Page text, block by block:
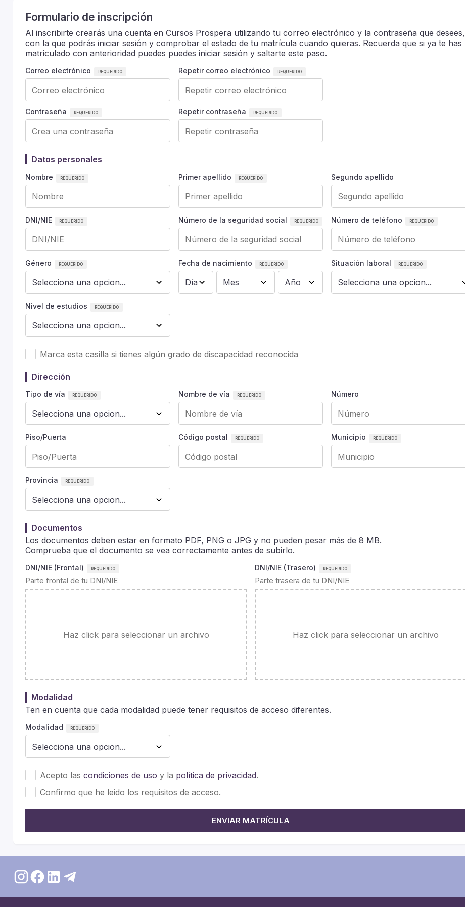
Formulario de inscripción
Al inscribirte crearás una cuenta en Cursos Prospera utilizando tu correo electrónico y la contraseña que desees,
con la que podrás iniciar sesión y comprobar el estado de tu matrícula cuando quieras. Recuerda que si ya te has
matriculado con anterioridad puedes puedes iniciar sesión y saltarte este paso.
Correo electrónico Repetir correo electrónico
Contraseña Repetir contraseña
Datos personales
Nombre Primer apellido Segundo apellido
DNI/NIE Número de la seguridad social Número de teléfono
Género Fecha de nacimiento Situación laboral
Nivel de estudios
Marca esta casilla si tienes algún grado de discapacidad reconocida
Dirección
Tipo de vía Nombre de vía Número
Piso/Puerta Código postal Municipio
Provincia
Documentos
Los documentos deben estar en formato PDF, PNG o JPG y no pueden pesar más de 8 MB.
Comprueba que el documento se vea correctamente antes de subirlo.
DNI/NIE (Frontal)
Parte frontal de tu DNI/NIE
Haz click para seleccionar un archivo
DNI/NIE (Trasero)
Parte trasera de tu DNI/NIE
Haz click para seleccionar un archivo
Modalidad
Ten en cuenta que cada modalidad puede tener requisitos de acceso diferentes.
Modalidad
Acepto las condiciones de uso y la política de privacidad.
Confirmo que he leido los requisitos de acceso.
ENVIAR MATRÍCULA